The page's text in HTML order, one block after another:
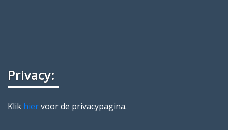
Privacy:
Klik hiervoor de privacypagina.